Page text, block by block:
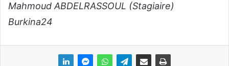
Mahmoud ABDELRASSOUL (Stagiaire)
Burkina24